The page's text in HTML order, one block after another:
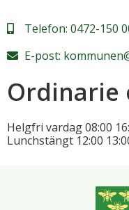
Telefon: 0472-150
E-post:
Helgfri vardag08:00
Lunchstängt 12:00